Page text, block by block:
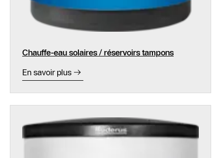
Chauffe-eau solaires / réservoirs tampons
En savoir plus